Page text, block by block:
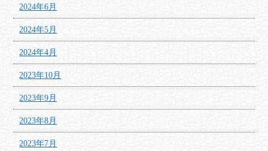
2024年6月
2024年5月
2024年4月
2023年10月
2023年9月
2023年8月
2023年7月